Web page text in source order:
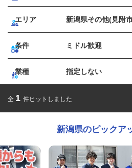
エリア 新潟県その他(見附
条件 ミドル歓迎
業種 指定しない
全 1 件ヒットしました
新潟県のピックア